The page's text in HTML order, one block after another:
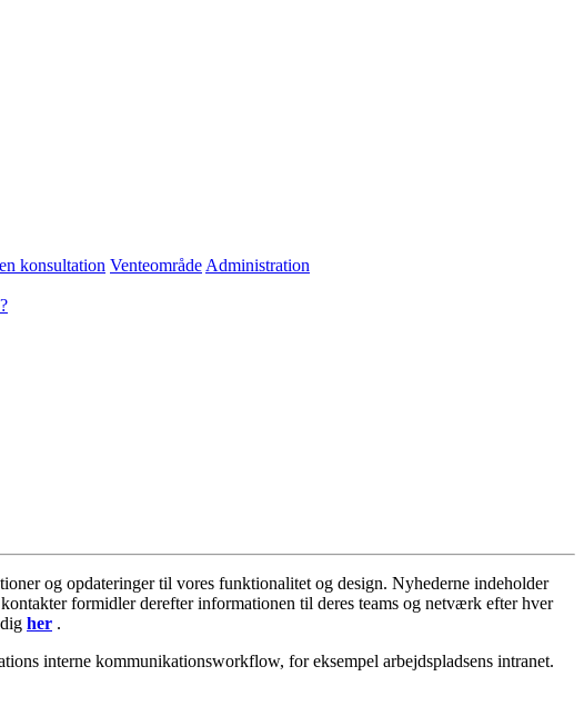
konsultation Venteområde Administration
og opdateringer til vores funktionalitet og design. Nyhederne indeholder
kontakter formidler derefter informationen til deres teams og netværk efter hver
dig her .
interne kommunikationsworkflow, for eksempel arbejdspladsens intranet.